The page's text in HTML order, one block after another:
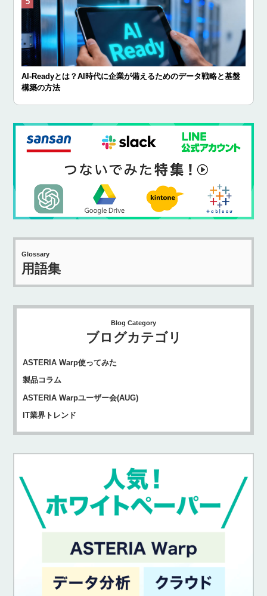
AI-Readyとは？AI時代に企業が備えるためのデータ戦略と基盤
構築の方法
Glossary
用語集
Blog Category
ブログカテゴリ
ASTERIA Warp使ってみた
製品コラム
ASTERIA Warpユーザー会(AUG)
IT業界トレンド